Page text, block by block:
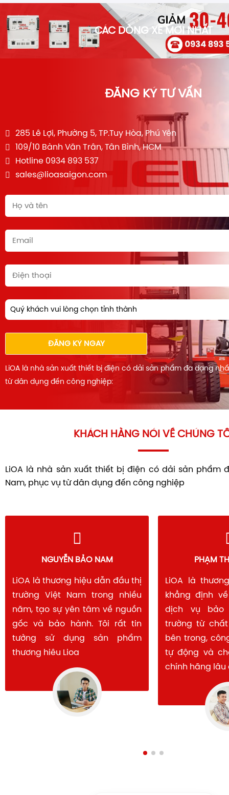
CÁC DÒNG XE MỚI NHẤT
ĐĂNG KÝ TƯ VẤN
285 Lê Lợi, Phường 5, TP.Tuy Hòa, Phú Yên
109/10 Bành Văn Trân, Tân Bình, HCM
Hotline 0934 893 537
sales@lioasaigon.com
Quý khách vui lòng chọn tỉnh thành
ĐĂNG KÝ NGAY
LiOA là nhà sản xuất thiết bị điện có dải sản phẩm đa dạng
từ dân dụng đến công nghiệp:
KHÁCH HÀNG NÓI VỀ CHÚNG
LiOA là nhà sản xuất thiết bị điện có dải sản phẩm
Nam, phục vụ từ dân dụng đến công nghiệp
PHẠM THANH SƠN
LiOA là thương hiệu đã được
khẳng định về chất lượng và
dịch vụ bảo hành trên thị
trường từ chất lượng linh kiện
bên trong, công nghệ sản xuất
tự động và chế độ bảo hành
chính hãng lâu dài.
HOÀNG
LiOA vẫn là
đối với hầu
Việt Nam. Với
và mạng lưới
khắp, LiOA
cơ bản về độ
dụng.